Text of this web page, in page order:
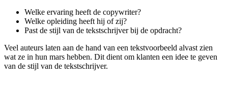
Welke ervaring heeft de copywriter?
Welke opleiding heeft hij of zij?
Past de stijl van de tekstschrijver bij de opdracht?
Veel auteurs laten aan de hand van een tekstvoorbeeld alvast zien
wat ze in hun mars hebben. Dit dient om klanten een idee te geven
van de stijl van de tekstschrijver.